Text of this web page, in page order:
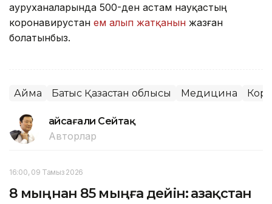
ауруханаларында 500-ден астам науқастың
коронавирустан ем алып жатқанын жазған
болатынбыз.
Аймақ Батыс Қазақстан облысы Медицина
Ғайсағали Сейтақ
Авторлар
16:00, 09 Тамыз 2026
8 мыңнан 85 мыңға дейін: Қазақстан